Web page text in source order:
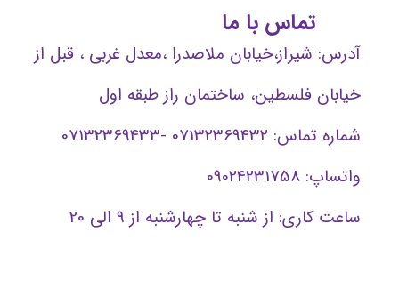
تماس با ما
آدرس: شیراز،خیابان ملاصدرا ،معدل غربی ، قبل از
خیابان فلسطین، ساختمان راز طبقه اول
شماره تماس: 07132369432 -07132369433
واتساپ: 09024231758
ساعت کاری: از شنبه تا چهارشنبه از 9 الی 20